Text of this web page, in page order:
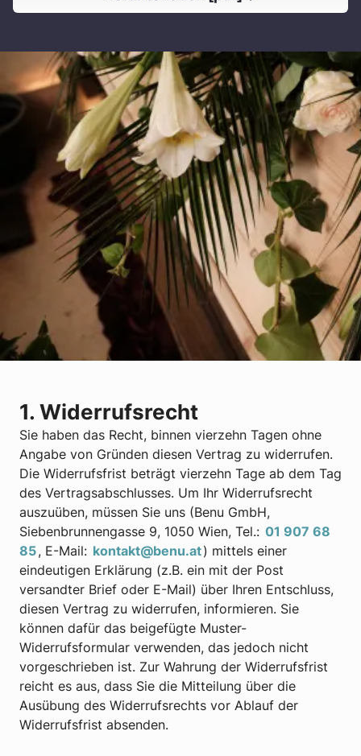
1. Widerrufsrecht
Sie haben das Recht, binnen vierzehn Tagen ohne
Angabe von Gründen diesen Vertrag zu widerrufen.
Die Widerrufsfrist beträgt vierzehn Tage ab dem Tag
des Vertragsabschlusses. Um Ihr Widerrufsrecht
auszuüben, müssen Sie uns (Benu GmbH,
Siebenbrunnengasse 9, 1050 Wien, Tel.: 01 907 68
85, E-Mail: kontakt@benu.at) mittels einer
eindeutigen Erklärung (z.B. ein mit der Post
versandter Brief oder E-Mail) über Ihren Entschluss,
diesen Vertrag zu widerrufen, informieren. Sie
können dafür das beigefügte Muster-
Widerrufsformular verwenden, das jedoch nicht
vorgeschrieben ist. Zur Wahrung der Widerrufsfrist
reicht es aus, dass Sie die Mitteilung über die
Ausübung des Widerrufsrechts vor Ablauf der
Widerrufsfrist absenden.